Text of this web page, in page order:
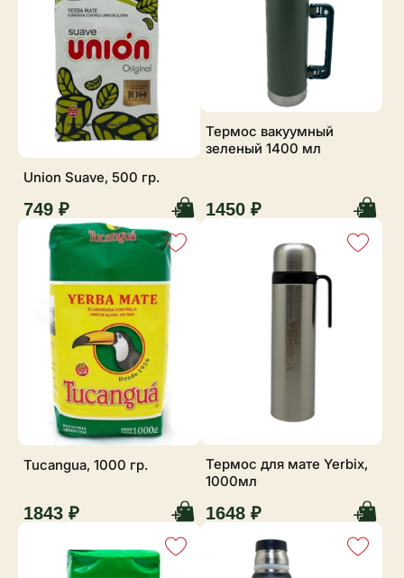
Union Suave, 500 гр.
749 ₽
Термос вакуумный
зеленый 1400 мл
1450 ₽
Tucangua, 1000 гр.
1843 ₽
Термос для мате Yerbix,
1000мл
1648 ₽